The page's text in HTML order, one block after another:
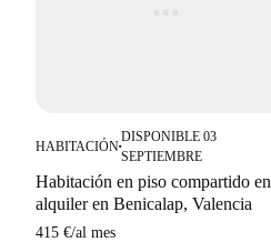
HABITACIÓN■
DISPONIBLE 03
SEPTIEMBRE
Habitación en piso compartido en
alquiler en Benicalap, Valencia
415 €/al mes